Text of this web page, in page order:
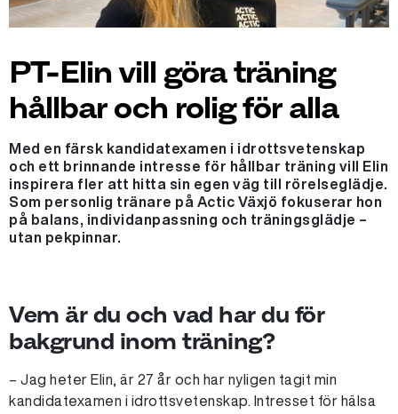
PT-Elin vill göra träning
hållbar och rolig för alla
Med en färsk kandidatexamen i idrottsvetenskap
och ett brinnande intresse för hållbar träning vill Elin
inspirera fler att hitta sin egen väg till rörelseglädje.
Som personlig tränare på Actic Växjö fokuserar hon
på balans, individanpassning och träningsglädje –
utan pekpinnar.
Vem är du och vad har du för
bakgrund inom träning?
– Jag heter Elin, är 27 år och har nyligen tagit min
kandidatexamen i idrottsvetenskap. Intresset för hälsa